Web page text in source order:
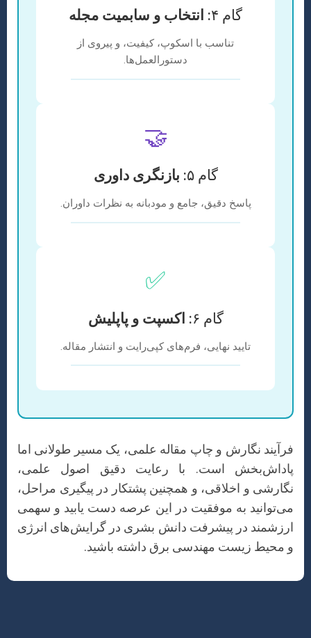
گام ۴: انتخاب و سابمیت مجله
تناسب با اسکوپ، کیفیت، و پیروی از
دستورالعمل‌ها.
🤝
گام ۵: بازنگری داوری
پاسخ دقیق، جامع و مودبانه به نظرات داوران.
✅
گام ۶: اکسپت و پاپلیش
تایید نهایی، فرم‌های کپی‌رایت و انتشار مقاله.
فرآیند نگارش و چاپ مقاله علمی، یک مسیر طولانی اما
پاداش‌بخش است. با رعایت دقیق اصول علمی،
نگارشی و اخلاقی، و همچنین پشتکار در پیگیری مراحل،
می‌توانید به موفقیت در این عرصه دست یابید و سهمی
ارزشمند در پیشرفت دانش بشری در گرایش‌های انرژی
و محیط زیست مهندسی برق داشته باشید.